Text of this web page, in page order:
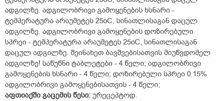
ადგილზე. ადგილობრივი გამოყენების ხსნარი -
ტემპერატურა არაუმეტეს 25oC, სინათლისაგან დაცულ
ადგილზე. ადგილობრივი გამოყენების დოზირებული
სპრეი - ტემპერატურა არაუმეტეს 25oC, სინათლისაგან
დაცულ ადგილზე. შეინახეთ ბავშვებისათვის მიუწვდომელ
ადგილზე! საწუწნი ტაბლეტები - 4 წელი; ადგილობრივი
გამოყენების ხსნარი - 4 წელი; დოზირებული სპრეი 0.15%
ადგილობრივი გამოყენებისათვის - 4 წელი;
აფთიაქში გაცემის წესი: ურეცეპტოდ.